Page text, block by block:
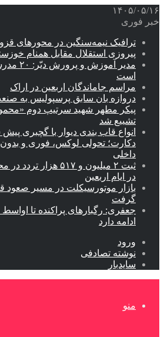
۱۴۰۵/۰۵/۱۶
خبر فوری
ترافیک نیمه‌سنگین در محورهای
پیروزی استقلال مقابل همنام
مدیر
است
مراسم جاماندگان اربعین در اراک
دروازه بان سابق پرسپولیس به
پیکر مطهر شهید سرتیپ دوم «محمود
تشییع شد
انواع قاب بندی دیوار با گچبری
دکارت؛ تحولی لوکس، فوری و
داخلی
ثبت ۲ میلیون و ۵۱۷
در ایام اربعین
بازار موتورسیکلت در مسیر صعود
گرفت
جعفری: رگبارهای پراکنده تا اواسط
ادامه دارد
ورود
نوشته تصادفی
سایدبار
منو